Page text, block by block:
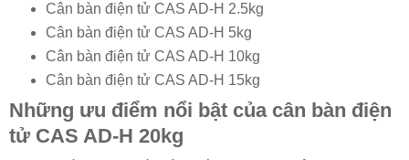
Cân bàn điện tử CAS AD-H 2.5kg
Cân bàn điện tử CAS AD-H 5kg
Cân bàn điện tử CAS AD-H 10kg
Cân bàn điện tử CAS AD-H 15kg
Những ưu điểm nổi bật của cân bàn điện
tử CAS AD-H 20kg